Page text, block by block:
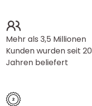
Mehr als 3,5 Millionen
Kunden wurden seit 20
Jahren beliefert